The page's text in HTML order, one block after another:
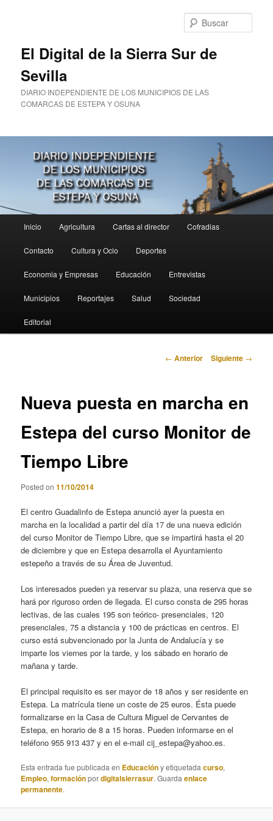
El Digital de la Sierra Sur de
Sevilla
DIARIO INDEPENDIENTE DE LOS MUNICIPIOS DE LAS
COMARCAS DE ESTEPA Y OSUNA
principal
Inicio Agricultura Cartas al director Cofradias
Contacto Cultura y Ocio Deportes
Economia y Empresas Educación Entrevistas
Municipios Reportajes Salud Sociedad
Editorial
Navegación
← Anterior Siguiente →
Nueva puesta en marcha en
Estepa del curso Monitor de
Tiempo Libre
Posted on11/10/2014
El centro Guadalinfo de Estepa anunció ayer la puesta en
marcha en la localidad a partir del día 17 de una nueva edición
del curso Monitor de Tiempo Libre, que se impartirá hasta el 20
de diciembre y que en Estepa desarrolla el Ayuntamiento
estepeño a través de su Área de Juventud.
Los interesados pueden ya reservar su plaza, una reserva que se
hará por riguroso orden de llegada. El curso consta de 295 horas
lectivas, de las cuales 195 son teórico- presenciales, 120
presenciales, 75 a distancia y 100 de prácticas en centros. El
curso está subvencionado por la Junta de Andalucía y se
imparte los viernes por la tarde, y los sábado en horario de
mañana y tarde.
El principal requisito es ser mayor de 18 años y ser residente en
Estepa. La matrícula tiene un coste de 25 euros. Ésta puede
formalizarse en la Casa de Cultura Miguel de Cervantes de
Estepa, en horario de 8 a 15 horas. Pueden informarse en el
teléfono 955 913 437 y en el e-mail cij_estepa@yahoo.es.
Esta entrada fue publicada en Educacióny etiquetadacurso,
Empleo,formaciónpordigitalsierrasur. Guardaenlace
permanente.